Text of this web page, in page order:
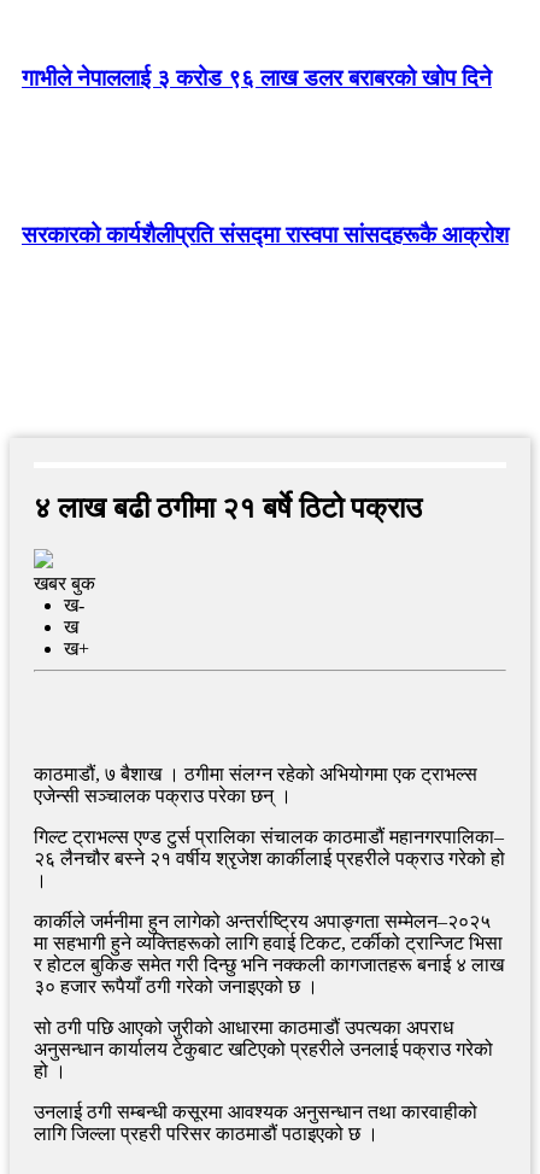
गाभीले नेपाललाई ३ करोड ९६ लाख डलर बराबरको खोप दिने
सरकारको कार्यशैलीप्रति संसद्‍मा रास्वपा सांसदहरूकै आक्रोश
४ लाख बढी ठगीमा २१ बर्षे ठिटो पक्राउ
खबर बुक
ख-
ख
ख+
काठमाडौं, ७ बैशाख । ठगीमा संलग्न रहेको अभियोगमा एक ट्राभल्स
एजेन्सी सञ्चालक पक्राउ परेका छन् ।
गिल्ट ट्राभल्स एण्ड टुर्स प्रालिका संचालक काठमाडौं महानगरपालिका–
२६ लैनचौर बस्ने २१ वर्षीय श्रृजेश कार्कीलाई प्रहरीले पक्राउ गरेको हो
।
कार्कीले जर्मनीमा हुन लागेको अन्तर्राष्ट्रिय अपाङ्गता सम्मेलन–२०२५
मा सहभागी हुने व्यक्तिहरूको लागि हवाई टिकट, टर्कीको ट्रान्जिट भिसा
र होटल बुकिङ समेत गरी दिन्छु भनि नक्कली कागजातहरू बनाई ४ लाख
३० हजार रूपैयाँ ठगी गरेको जनाइएको छ ।
सो ठगी पछि आएको जुरीको आधारमा काठमाडौं उपत्यका अपराध
अनुसन्धान कार्यालय टेकुबाट खटिएको प्रहरीले उनलाई पक्राउ गरेको
हो ।
उनलाई ठगी सम्बन्धी कसूरमा आवश्यक अनुसन्धान तथा कारवाहीको
लागि जिल्ला प्रहरी परिसर काठमाडौं पठाइएको छ ।